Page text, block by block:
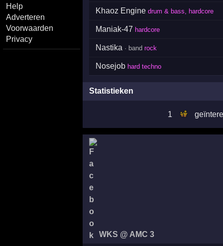
Help
Adverteren
Voorwaarden
Privacy
Khaoz Engine drum & bass, hardcore
Maniak-47 hardcore
Nastika· band rock
Nosejob hard techno
Statistieken
1
WKS @ AMC 3